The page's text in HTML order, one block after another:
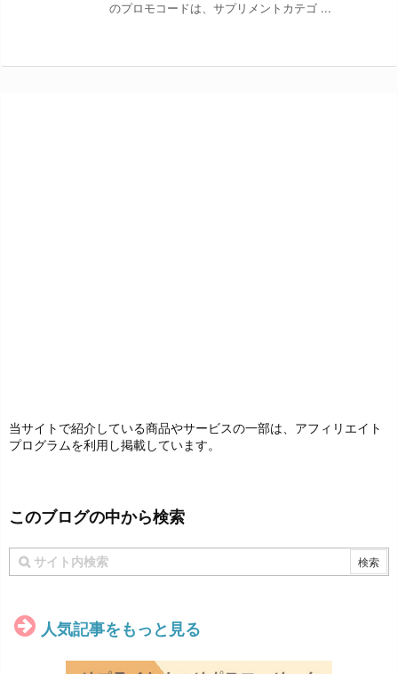
のプロモコードは、サプリメントカテゴ ...
当サイトで紹介している商品やサービスの一部は、アフィリエイト
プログラムを利用し掲載しています。
このブログの中から検索
人気記事をもっと見る